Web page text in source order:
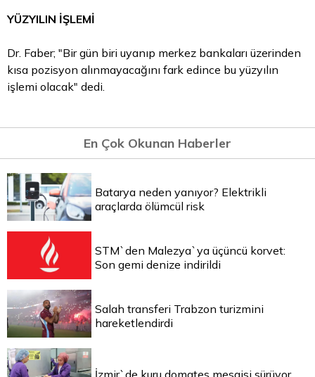
YÜZYILIN İŞLEMİ
Dr. Faber; "Bir gün biri uyanıp merkez bankaları üzerinden
kısa pozisyon alınmayacağını fark edince bu yüzyılın
işlemi olacak" dedi.
En Çok Okunan Haberler
Batarya neden yanıyor? Elektrikli
araçlarda ölümcül risk
STM`den Malezya`ya üçüncü korvet:
Son gemi denize indirildi
Salah transferi Trabzon turizmini
hareketlendirdi